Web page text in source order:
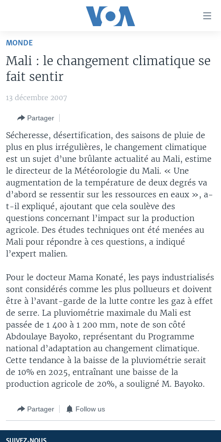
Retour
navigation
Retour
la
recherche
SPORT
TV
WASHINGTON FORUM
CORRESPONDANT VOA
FOCUS SAHEL
REPORTAGES
VOUS + NOUS
CARNET DE SANTÉ
À VOTRE AVIS
VOTRE SANTÉ VOTRE AVENIR
LE MONDE AU FÉMININ
L'AMÉRIQUE ET VOUS
DIALOGUE DES RELIGIONS
RM SHOW
BAMBARA
FULFULDE
LINGALA
SANGO
Apprenez L'anglais
SUIVEZ-NOUS
Langues
MONDE
Mali : le changement climatique se
fait sentir
13 décembre 2007
Partager
Sécheresse, désertification, des saisons de pluie de
plus en plus irrégulières, le changement climatique
est un sujet d’une brûlante actualité au Mali, estime
le directeur de la Météorologie du Mali. « Une
augmentation de la température de deux degrés va
d’abord se ressentir sur les ressources en eaux », a-
t-il expliqué, ajoutant que cela soulève des
questions concernant l’impact sur la production
agricole. Des études techniques ont été menées au
Mali pour répondre à ces questions, a indiqué
l’expert malien.
Pour le docteur Mama Konaté, les pays industrialisés
sont considérés comme les plus pollueurs et doivent
être à l’avant-garde de la lutte contre les gaz à effet
de serre. La pluviométrie maximale du Mali est
passée de 1 400 à 1 200 mm, note de son côté
Abdoulaye Bayoko, représentant du Programme
national d’adaptation au changement climatique.
Cette tendance à la baisse de la pluviométrie serait
de 10% en 2025, entraînant une baisse de la
production agricole de 20%, a souligné M. Bayoko.
Partager Follow us